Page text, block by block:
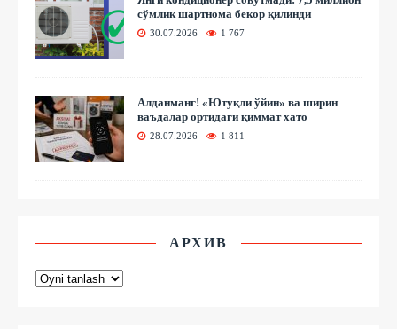
сўмлик шартнома бекор қилинди
30.07.2026 1 767
Алданманг! «Ютуқли ўйин» ва ширин
ваъдалар ортидаги қиммат хато
28.07.2026 1 811
АРХИВ